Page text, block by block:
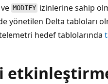
ve MODIFY izinlerine sahip
yönetilen Delta tabloları
hedef tablolarında